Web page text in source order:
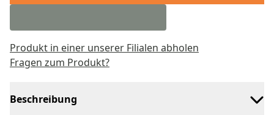
Produkt in einer unserer Filialen abholen
Fragen zum Produkt?
Beschreibung